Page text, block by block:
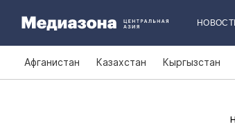
Афганистан Казахстан Кыргызстан